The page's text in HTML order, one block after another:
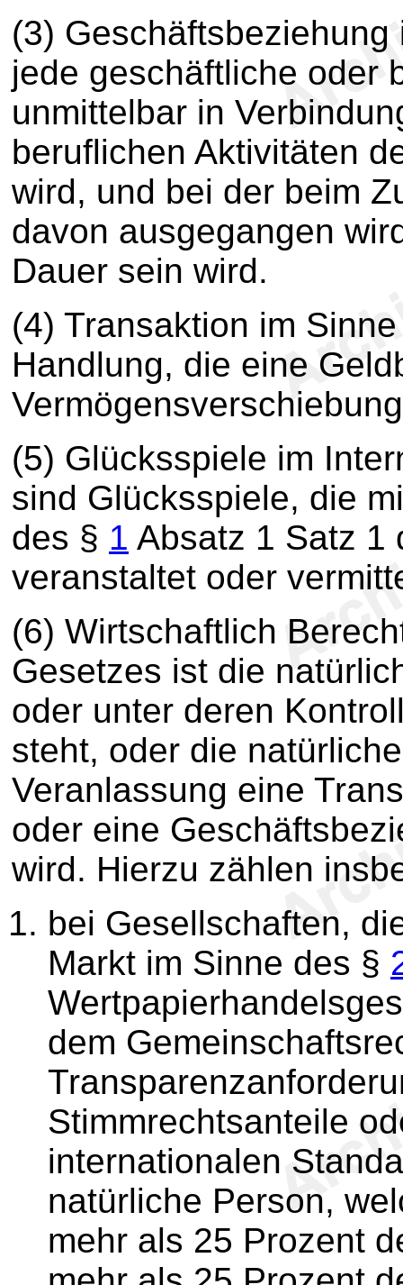
(3)
jede geschäftliche oder
unmittelbar in
beruflichen Aktivitäten
wird, und bei der beim
davon ausgegangen
Dauer sein wird.
(4) Transaktion im
Handlung, die eine
(5) Glücksspiele im
sind Glücksspiele, die
des § 1 Absatz 1 Satz 1
veranstaltet oder
(6) Wirtschaftlich
Gesetzes ist die
oder unter deren
steht, oder die
Veranlassung eine
oder eine
wird. Hierzu zählen
bei Gesellschaften,
Markt im Sinne des §
dem
Stimmrechtsanteile
internationalen
natürliche Person,
mehr als 25 Prozent